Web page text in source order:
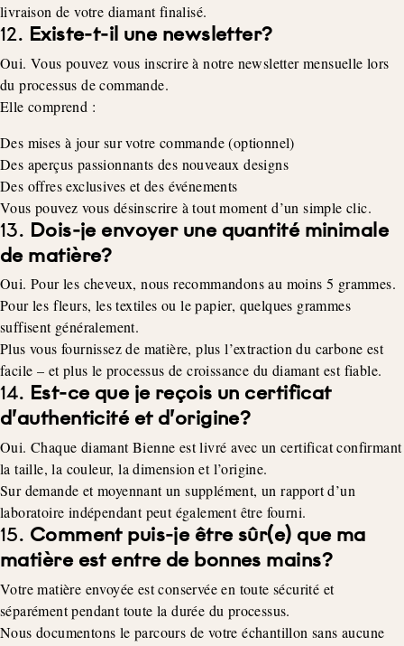
livraison de votre diamant finalisé.
12. Existe-t-il une newsletter?
Oui. Vous pouvez vous inscrire à notre newsletter mensuelle lors
du processus de commande.
Elle comprend :
Des mises à jour sur votre commande (optionnel)
Des aperçus passionnants des nouveaux designs
Des offres exclusives et des événements
Vous pouvez vous désinscrire à tout moment d’un simple clic.
13. Dois-je envoyer une quantité minimale
de matière?
Oui. Pour les cheveux, nous recommandons au moins 5 grammes.
Pour les fleurs, les textiles ou le papier, quelques grammes
suffisent généralement.
Plus vous fournissez de matière, plus l’extraction du carbone est
facile – et plus le processus de croissance du diamant est fiable.
14. Est-ce que je reçois un certificat
d’authenticité et d’origine?
Oui. Chaque diamant Bienne est livré avec un certificat confirmant
la taille, la couleur, la dimension et l’origine.
Sur demande et moyennant un supplément, un rapport d’un
laboratoire indépendant peut également être fourni.
15. Comment puis-je être sûr(e) que ma
matière est entre de bonnes mains?
Votre matière envoyée est conservée en toute sécurité et
séparément pendant toute la durée du processus.
Nous documentons le parcours de votre échantillon sans aucune